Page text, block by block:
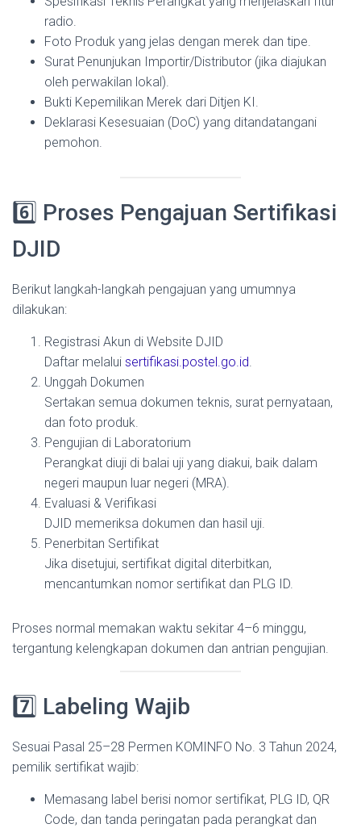
radio.
Foto Produk yang jelas dengan merek dan tipe.
Surat Penunjukan Importir/Distributor (jika diajukan
oleh perwakilan lokal).
Bukti Kepemilikan Merek dari Ditjen KI.
Deklarasi Kesesuaian (DoC) yang ditandatangani
pemohon.
6️⃣ Proses Pengajuan Sertifikasi
DJID
Berikut langkah-langkah pengajuan yang umumnya
dilakukan:
Registrasi Akun di Website DJID
Daftar melalui sertifikasi.postel.go.id.
Unggah Dokumen
Sertakan semua dokumen teknis, surat pernyataan,
dan foto produk.
Pengujian di Laboratorium
Perangkat diuji di balai uji yang diakui, baik dalam
negeri maupun luar negeri (MRA).
Evaluasi & Verifikasi
DJID memeriksa dokumen dan hasil uji.
Penerbitan Sertifikat
Jika disetujui, sertifikat digital diterbitkan,
mencantumkan nomor sertifikat dan PLG ID.
Proses normal memakan waktu sekitar 4–6 minggu,
tergantung kelengkapan dokumen dan antrian pengujian.
7️⃣ Labeling Wajib
Sesuai Pasal 25–28 Permen KOMINFO No. 3 Tahun 2024,
pemilik sertifikat wajib:
Memasang label berisi nomor sertifikat, PLG ID, QR
Code, dan tanda peringatan pada perangkat dan